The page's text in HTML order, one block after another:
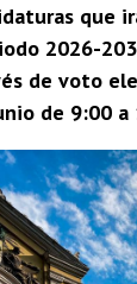
que
2026-
de voto
de 9:00 a